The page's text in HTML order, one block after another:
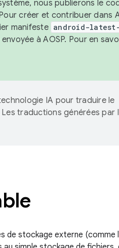
nous publierons le
créer et contribuer dans
manifeste android-
à AOSP. Pour en
IA pour traduire le
traductions générées par
de stockage externe (comme